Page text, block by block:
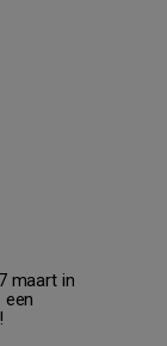
maart in
een